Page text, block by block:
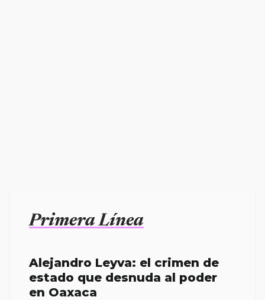
Primera Línea
Alejandro Leyva: el crimen de
estado que desnuda al poder
en Oaxaca